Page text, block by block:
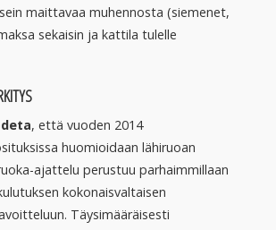
maittavaa muhennosta (siemenet,
sekaisin ja kattila tulelle
, että vuoden 2014
huomioidaan lähiruoan
ajattelu perustuu parhaimmillaan
kokonaisvaltaisen
Täysimääräisesti